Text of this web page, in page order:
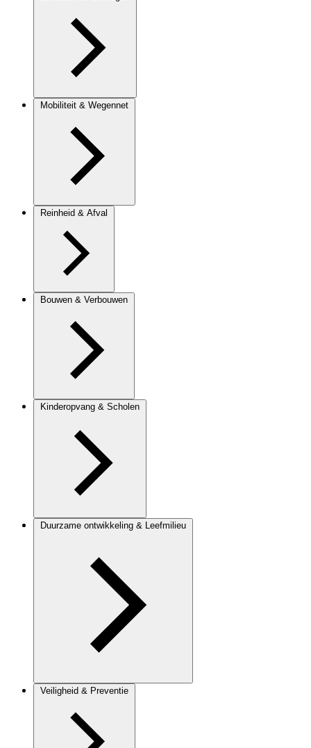
Mobiliteit & Wegennet
Reinheid & Afval
Bouwen & Verbouwen
Kinderopvang & Scholen
Duurzame ontwikkeling & Leefmilieu
Veiligheid & Preventie